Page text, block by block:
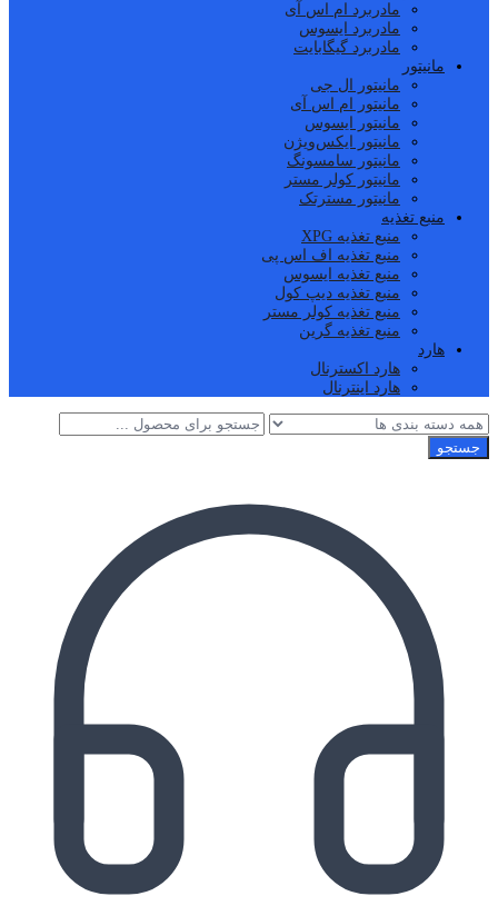
مادربرد ام اس آی
مادربرد ایسوس
مادربرد گیگابایت
مانیتور
مانیتور ال جی
مانیتور ام اس آی
مانیتور ایسوس
مانیتور ایکس‌ویژن
مانیتور سامسونگ
مانیتور کولر مستر
مانیتور مسترتک
منبع تغذیه
منبع تغذیه XPG
منبع تغذیه اف اس پی
منبع تغذیه ایسوس
منبع تغذیه دیپ کول
منبع تغذیه کولر مستر
منبع تغذیه گرین
هارد
هارد اکسترنال
هارد اینترنال
جستجو